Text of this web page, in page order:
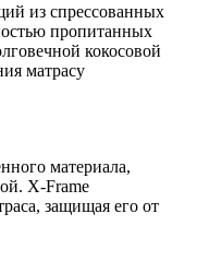
из спрессованных
пропитанных
кокосовой
матрасу
материала,
X-Frame
защищая его от